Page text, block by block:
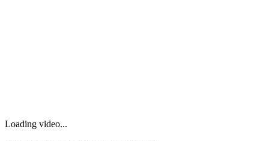
Loading video...